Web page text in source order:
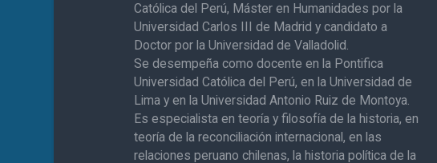
Católica del Perú, Máster en Humanidades por la
Universidad Carlos III de Madrid y candidato a
Doctor por la Universidad de Valladolid.
Se desempeña como docente en la Pontifica
Universidad Católica del Perú, en la Universidad de
Lima y en la Universidad Antonio Ruiz de Montoya.
Es especialista en teoría y filosofía de la historia, en
teoría de la reconciliación internacional, en las
relaciones peruano chilenas, la historia política de la